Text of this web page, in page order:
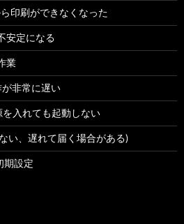
印刷ができなくなった
安定になる
業
が非常に遅い
を入れても起動しない
い、遅れて届く場合がある)
期設定